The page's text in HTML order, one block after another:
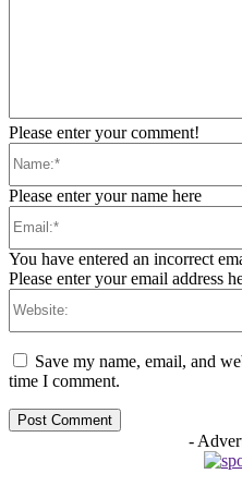
Please enter your comment!
Please enter your name here
You have entered an incorrect
Please enter your email address
Save my name, email, and
time I comment.
-